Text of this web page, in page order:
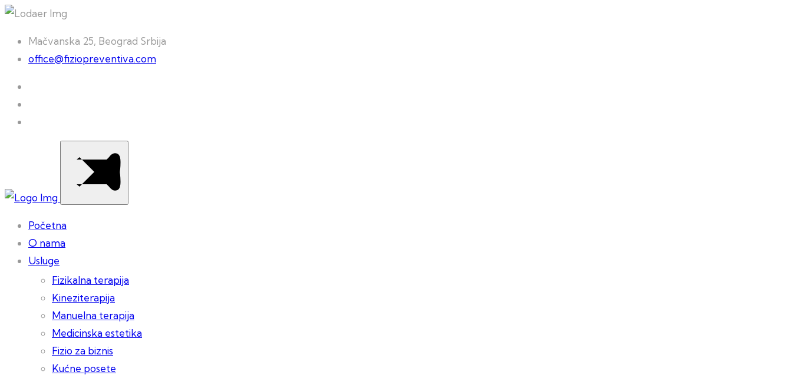
Mačvanska 25, Beograd Srbija
office@fiziopreventiva.com
Početna
O nama
Usluge
Fizikalna terapija
Kineziterapija
Manuelna terapija
Medicinska estetika
Fizio za biznis
Kućne posete